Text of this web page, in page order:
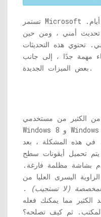
تستمر Microsoft في إصدار التحديثات كل بضعة أيام.
أمني ، ومن حين
تحتوي هذه التحديثات
مهمة جدًا ، إلى جانب
بعض الميزات الجديدة.
من الكثير من مستخدمي
Windows 8 و Windows 10 بخصوص مشكلة بعد تحديث
في هذه المشكلة ، بعد
يتم تحميل أيقونات سطح
بشاشة مظلمة فارغة.
اليسرى العليا من
المخصصة (لا تستجيب)
.
الكثير مما يمكنك فعله
ثم كيف تصلحه؟